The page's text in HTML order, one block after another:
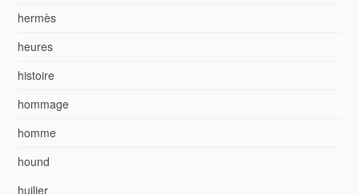
hermès
heures
histoire
hommage
homme
hound
huilier